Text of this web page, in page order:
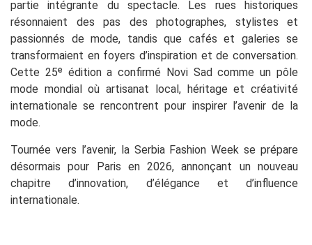
partie intégrante du spectacle. Les rues historiques
résonnaient des pas des photographes, stylistes et
passionnés de mode, tandis que cafés et galeries se
transformaient en foyers d’inspiration et de conversation.
Cette 25ᵉ édition a confirmé Novi Sad comme un pôle
mode mondial où artisanat local, héritage et créativité
internationale se rencontrent pour inspirer l’avenir de la
mode.
Tournée vers l’avenir, la Serbia Fashion Week se prépare
désormais pour Paris en 2026, annonçant un nouveau
chapitre d’innovation, d’élégance et d’influence
internationale.